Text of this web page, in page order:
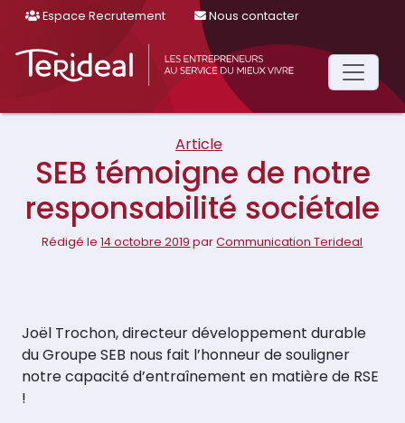
Espace Recrutement Nous contacter
Main
Navigation
Article
SEB témoigne de notre
responsabilité sociétale
Rédigé le14 octobre 2019 parCommunication Terideal
Joël Trochon, directeur développement durable
du Groupe SEB nous fait l’honneur de souligner
notre capacité d’entraînement en matière de RSE
!